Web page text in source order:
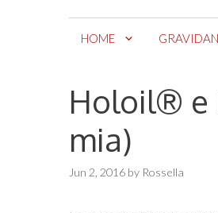
HOME
Holoil® e
mia)
Jun 2, 2016 by Rossella